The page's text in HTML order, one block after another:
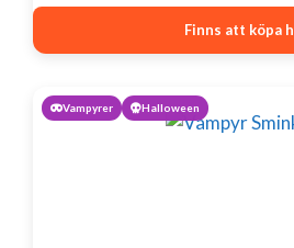
Finns att köpa
Vampyrer Halloween